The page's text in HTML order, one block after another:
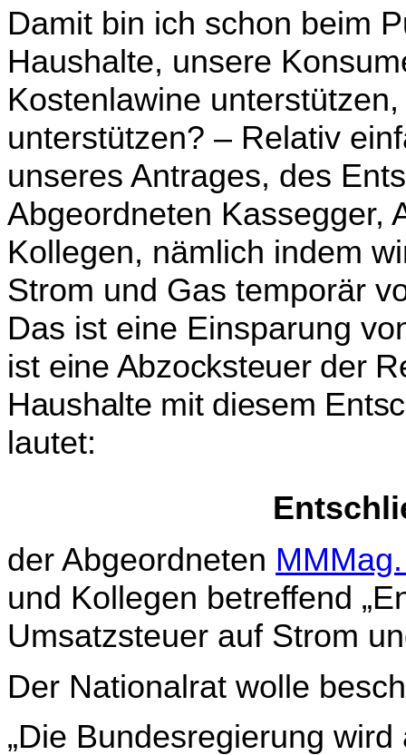
Damit bin ich schon beim
Haushalte, unsere
Kostenlawine
unterstützen? – Relativ
unseres Antrages, des
Abgeordneten Kassegger,
Kollegen, nämlich indem
Strom und Gas temporär
Das ist eine Einsparung
ist eine Abzocksteuer der
Haushalte mit diesem
lautet:
der Abgeordneten
und Kollegen betreffend „
Umsatzsteuer auf Strom
Der Nationalrat wolle
„Die Bundesregierung